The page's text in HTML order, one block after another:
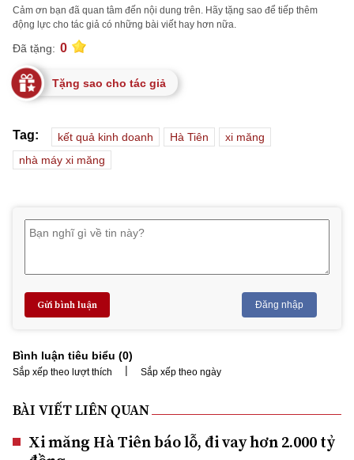
Cảm ơn bạn đã quan tâm đến nội dung trên. Hãy tặng sao để tiếp thêm
động lực cho tác giả có những bài viết hay hơn nữa.
Đã tặng: 0
Tặng sao cho tác giả
Tag: kết quả kinh doanh Hà Tiên
xi măng
nhà máy xi măng
Gửi bình luận Đăng nhập
Bình luận tiêu biểu (0)
Sắp xếp theo lượt thích | Sắp xếp theo ngày
BÀI VIẾT LIÊN QUAN
Xi măng Hà Tiên báo lỗ, đi vay hơn 2.000 tỷ